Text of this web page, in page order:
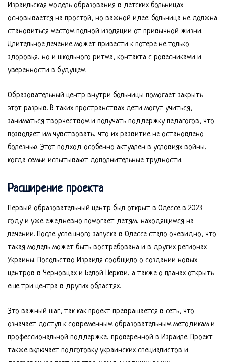
Израильская модель образования в детских больницах
основывается на простой, но важной идее: больница не должна
становиться местом полной изоляции от привычной жизни.
Длительное лечение может привести к потере не только
здоровья, но и школьного ритма, контакта с ровесниками и
уверенности в будущем.
Образовательный центр внутри больницы помогает закрыть
этот разрыв. В таких пространствах дети могут учиться,
заниматься творчеством и получать поддержку педагогов, что
позволяет им чувствовать, что их развитие не остановлено
болезнью. Этот подход особенно актуален в условиях войны,
когда семьи испытывают дополнительные трудности.
Расширение проекта
Первый образовательный центр был открыт в Одессе в 2023
году и уже ежедневно помогает детям, находящимся на
лечении. После успешного запуска в Одессе стало очевидно, что
такая модель может быть востребована и в других регионах
Украины. Посольство Израиля сообщило о создании новых
центров в Черновцах и Белой Церкви, а также о планах открыть
еще три центра в других областях.
Это важный шаг, так как проект превращается в сеть, что
означает доступ к современным образовательным методикам и
профессиональной поддержке, проверенной в Израиле. Проект
также включает подготовку украинских специалистов и